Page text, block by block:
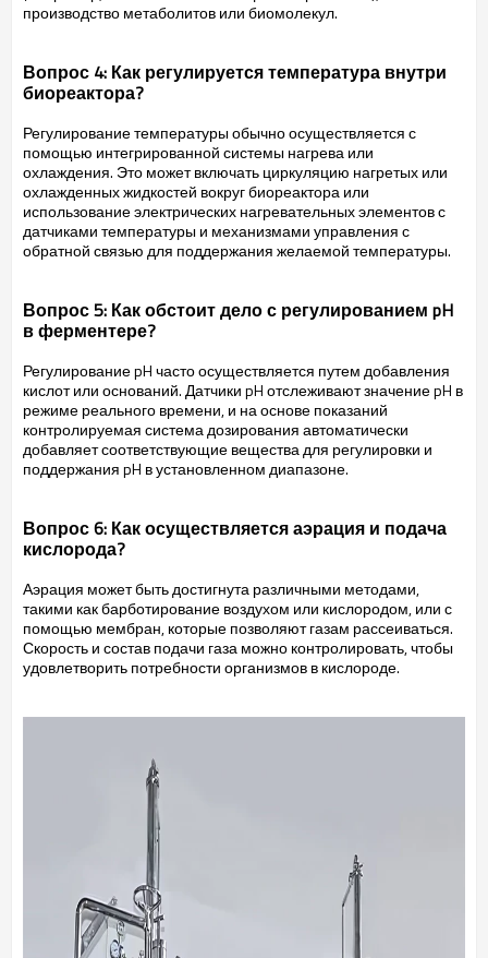
производство метаболитов или биомолекул.
Вопрос 4: Как регулируется температура внутри
биореактора?
Регулирование температуры обычно осуществляется с
помощью интегрированной системы нагрева или
охлаждения. Это может включать циркуляцию нагретых или
охлажденных жидкостей вокруг биореактора или
использование электрических нагревательных элементов с
датчиками температуры и механизмами управления с
обратной связью для поддержания желаемой температуры.
Вопрос 5: Как обстоит дело с регулированием pH
в ферментере?
Регулирование pH часто осуществляется путем добавления
кислот или оснований. Датчики pH отслеживают значение pH в
режиме реального времени, и на основе показаний
контролируемая система дозирования автоматически
добавляет соответствующие вещества для регулировки и
поддержания pH в установленном диапазоне.
Вопрос 6: Как осуществляется аэрация и подача
кислорода?
Аэрация может быть достигнута различными методами,
такими как барботирование воздухом или кислородом, или с
помощью мембран, которые позволяют газам рассеиваться.
Скорость и состав подачи газа можно контролировать, чтобы
удовлетворить потребности организмов в кислороде.